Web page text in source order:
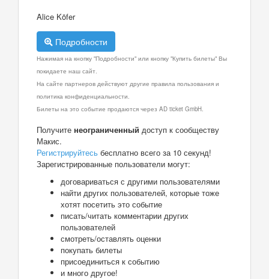
Alice Köfer
Подробности
Нажимая на кнопку "Подробности" или кнопку "Купить билеты" Вы
покидаете наш сайт.
На сайте партнеров действуют другие правила пользования и
политика конфиденциальности.
Билеты на это событие продаются через AD ticket GmbH.
Получите неограниченный доступ к сообществу
Макис.
Регистрируйтесь бесплатно всего за 10 секунд!
Зарегистрированные пользователи могут:
договариваться с другими пользователями
найти других пользователей, которые тоже
хотят посетить это событие
писать/читать комментарии других
пользователей
смотреть/оставлять оценки
покупать билеты
присоединиться к событию
и много другое!